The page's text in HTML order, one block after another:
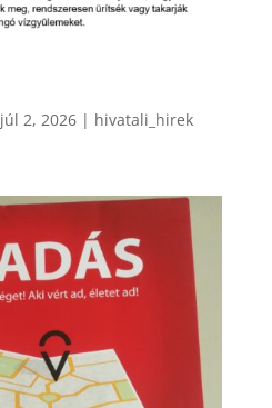
júl 2, 2026| hivatali_hirek